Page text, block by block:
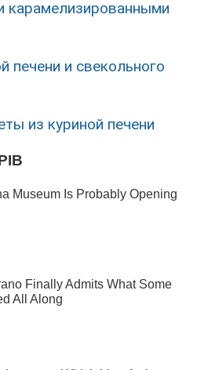
карамелизированными
печени и свекольного
из куриной печени